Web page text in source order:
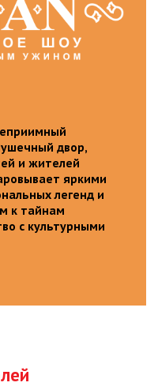
двор,
и жителей
яркими
легенд и
к тайнам
с культурными